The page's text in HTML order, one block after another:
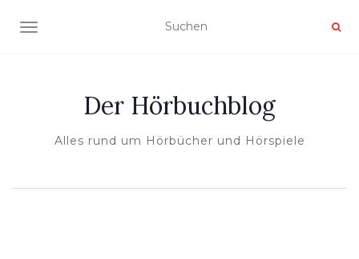
NAVIGATION UMSCHALTEN
Der Hörbuchblog
Alles rund um Hörbücher und Hörspiele